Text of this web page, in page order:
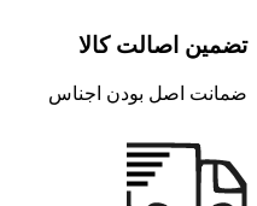
تضمین اصالت کالا
ضمانت اصل بودن اجناس